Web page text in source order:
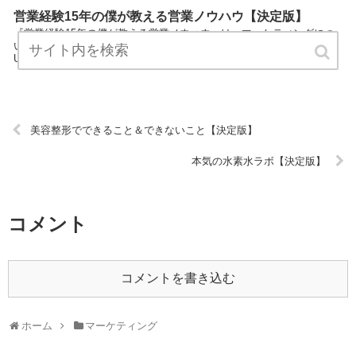
営業経験15年の僕が教える営業ノウハウ【決定版】
『営業経験15年の僕が教える営業ノウハウ』は、マーケティングにつ
いてプロが説明したブログです。 ぜひ訪問して役立ててください！
URL:
美容整形でできること＆できないこと【決定版】
本気の水素水ラボ【決定版】
コメント
コメントを書き込む
ホーム マーケティング